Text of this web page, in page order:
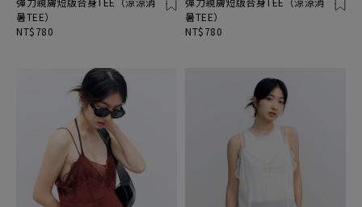
暑TEE）
NT$780
暑TEE）
NT$780